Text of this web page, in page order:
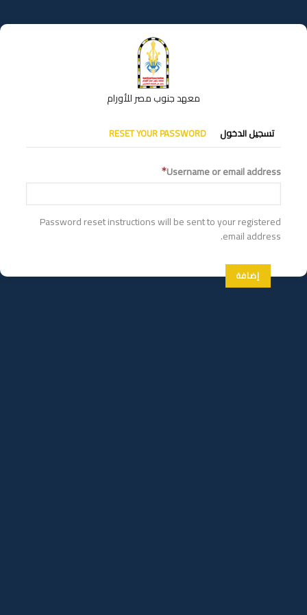
إلى
المحتوى
معهد جنوب مصر للأورام
التبويبات
الأساسية
تسجيل الدخول RESET YOUR PASSWORD
Username or email address
Password reset instructions will be sent to your registered
email address.